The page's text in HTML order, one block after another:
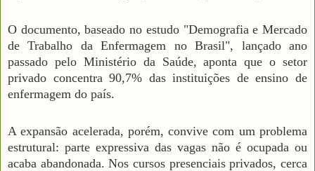
O documento, baseado no estudo "Demografia e Mercado
de Trabalho da Enfermagem no Brasil", lançado ano
passado pelo Ministério da Saúde, aponta que o setor
privado concentra 90,7% das instituições de ensino de
enfermagem do país.
A expansão acelerada, porém, convive com um problema
estrutural: parte expressiva das vagas não é ocupada ou
acaba abandonada. Nos cursos presenciais privados, cerca